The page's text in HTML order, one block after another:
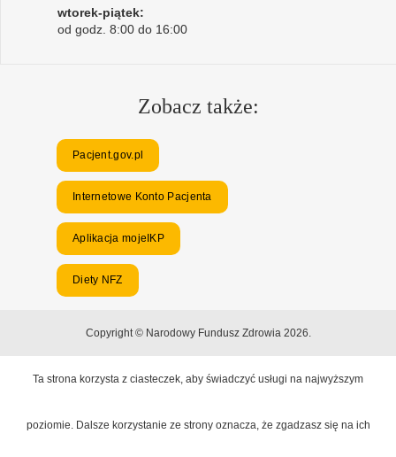
wtorek-piątek:
od godz. 8:00 do 16:00
Zobacz także:
Pacjent.gov.pl
Internetowe Konto Pacjenta
Aplikacja mojeIKP
Diety NFZ
Copyright © Narodowy Fundusz Zdrowia 2026.
Ta strona korzysta z ciasteczek, aby świadczyć usługi na najwyższym
poziomie. Dalsze korzystanie ze strony oznacza, że zgadzasz się na ich